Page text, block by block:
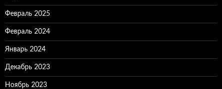
Февраль 2025
Февраль 2024
Январь 2024
Декабрь 2023
Ноябрь 2023